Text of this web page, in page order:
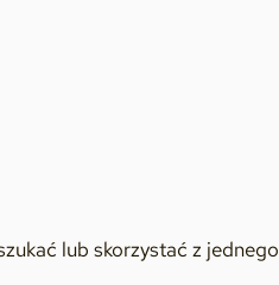
lub skorzystać z jednego